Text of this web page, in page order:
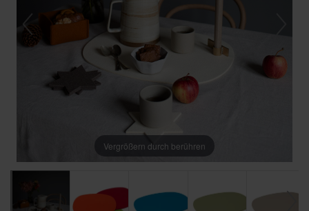
Vergrößern durch berühren